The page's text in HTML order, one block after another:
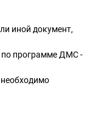
иной документ,
по программе ДМС -